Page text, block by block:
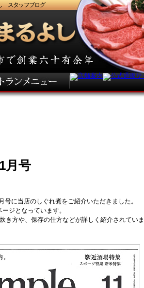
スタッフブログ
月号
に当店のしぐれ煮をご紹介いただきました。
ジとなっています。
き方や、保存の仕方などが詳しく紹介されていま